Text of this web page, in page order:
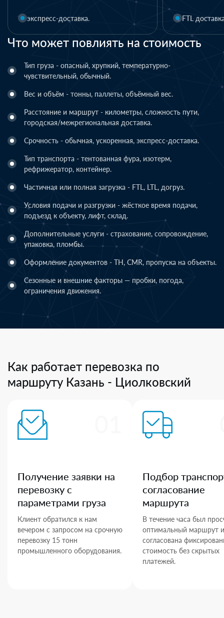
Что может повлиять на стоимость
Тип груза - опасный, хрупкий, температурно-
чувствительный, обычный.
Вес и объём - тонны, паллеты, объёмный вес.
Расстояние и маршрут - километры, сложность пути,
городская/межрегиональная доставка.
Срочность - обычная, ускоренная, экспресс-доставка.
Тип транспорта - тентованная фура, изотерм,
рефрижератор, контейнер.
Частичная или полная загрузка - FTL, LTL, догруз.
Условия подачи и разгрузки - жёсткое время подачи,
подъезд к объекту, лифт, склад.
Дополнительные услуги - страхование, сопровождение,
упаковка, пломбы.
Оформление документов - ТН, CMR, пропуска на объекты.
Сезонные и внешние факторы — пробки, погода,
ограничения движения.
FTL доставка LTL
Как работает перевозка по
маршруту Казань - Циолковский
Получение заявки на
перевозку с
параметрами груза
Клиент обратился к нам
вечером с запросом на срочную
перевозку 15 тонн
промышленного оборудования.
Подбор
согласование
маршрута
В течение часа был
оптимальный маршрут и
согласована
стоимость без скрытых
платежей.